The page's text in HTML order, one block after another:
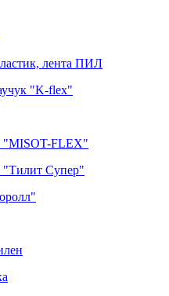
лента ПИЛ
"K-flex"
"MISOT-FLEX"
"Тилит Супер"